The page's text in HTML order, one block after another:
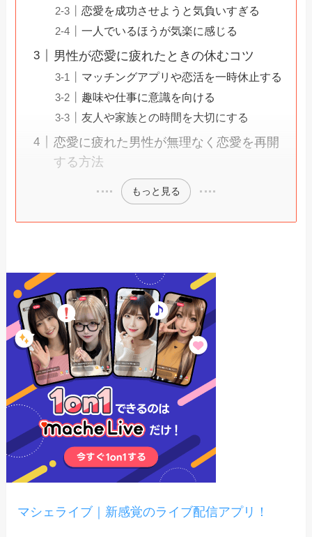
恋愛を成功させようと気負いすぎる
一人でいるほうが気楽に感じる
男性が恋愛に疲れたときの休むコツ
マッチングアプリや恋活を一時休止する
趣味や仕事に意識を向ける
友人や家族との時間を大切にする
恋愛に疲れた男性が無理なく恋愛を再開
する方法
もっと見る
マシェライブ｜新感覚のライブ配信アプリ！